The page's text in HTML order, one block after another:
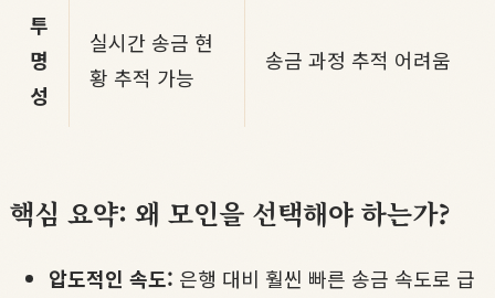
투
명
성
실시간 송금 현
황 추적 가능
송금 과정 추적 어려움
핵심 요약: 왜 모인을 선택해야 하는가?
압도적인 속도: 은행 대비 훨씬 빠른 송금 속도로 급